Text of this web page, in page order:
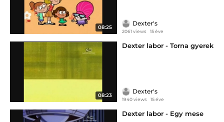
08:25
Dexter's
2061 views 15 éve
08:23
Dexter labor - Torna gyerek
Dexter's
1940 views 15 éve
Dexter labor - Egy mese